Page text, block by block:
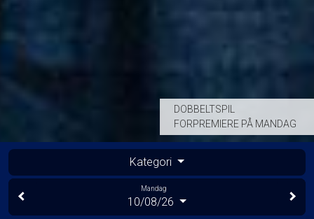
DOBBELTSPIL
FORPREMIERE PÅ MANDAG
Kategori
Mandag
10/08/26